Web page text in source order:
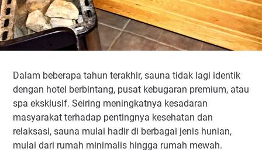
Dalam beberapa tahun terakhir, sauna tidak lagi identik
dengan hotel berbintang, pusat kebugaran premium, atau
spa eksklusif. Seiring meningkatnya kesadaran
masyarakat terhadap pentingnya kesehatan dan
relaksasi, sauna mulai hadir di berbagai jenis hunian,
mulai dari rumah minimalis hingga rumah mewah.